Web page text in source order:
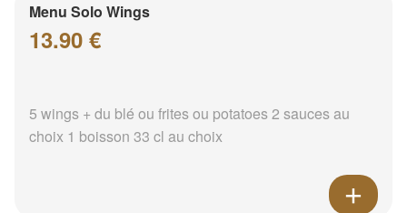
Menu Solo Wings
13.90 €
5 wings + du blé ou frites ou potatoes 2 sauces au
choix 1 boisson 33 cl au choix